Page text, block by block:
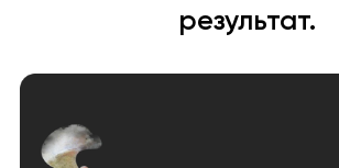
результат.